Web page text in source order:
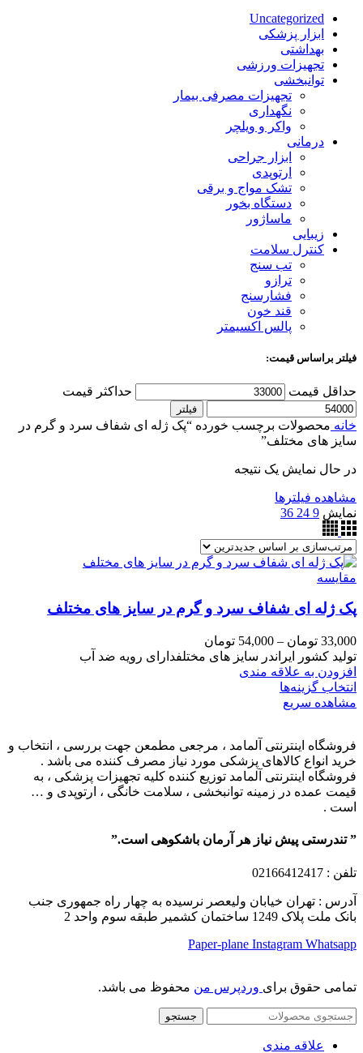
Uncategorized
ابزار پزشکی
بهداشتی
تجهیزات ورزشی
توانبخشی
تجهیزات مصرفی بیمار
نگهداری
واکر و ویلچر
درمانی
ابزار جراحی
ارتوپدی
تشک مواج و برقی
دستگاه بخور
ماساژور
زیبایی
کنترل سلامت
تب سنج
ترازو
فشارسنج
قند خون
پالس اکسیمتر
فیلتر براساس قیمت:
حداقل قیمت حداکثر قیمت
فیلتر
خانه محصولات برچسب خورده “پک ژله ای شفاف سرد و گرم در
سایز های مختلف”
در حال نمایش یک نتیجه
مشاهده فیلترها
نمایش 9
24
36
مقایسه
پک ژله ای شفاف سرد و گرم در سایز های مختلف
33,000 تومان –
54,000 تومان
تولید کشور ایراندر سایز های مختلفدارای رویه ضد آب
افزودن به علاقه مندی
انتخاب گزینه‌ها
مشاهده سریع
فروشگاه اینترنتی آلمامد ، مرجعی مطمعن جهت بررسی ، انتخاب و
خرید انواع کالاهای پزشکی مورد نیاز مصرف کننده می باشد .
فروشگاه اینترنتی آلمامد توزیع کننده کلیه تجهیزات پزشکی ، به
قیمت عمده در زمینه توانبخشی ، سلامت خانگی ، ارتوپدی و …
است .
” تندرستی پیش نیاز هر آرمان باشکوهی است.”
تلفن : 02166412417
آدرس : تهران خیابان ولیعصر نرسیده به چهار راه جمهوری جنب
بانک ملت پلاک 1249 ساختمان کشمیر طبقه سوم واحد 2
Paper-plane Instagram Whatsapp
تمامی حقوق برای وردپرس من محفوظ می باشد.
جستجو
علاقه مندی